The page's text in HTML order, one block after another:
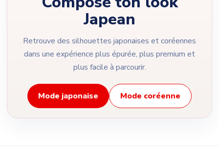
Japean
Retrouve des silhouettes japonaises et coréennes
dans une expérience plus épurée, plus premium et
plus facile à parcourir.
Mode japonaise Mode coréenne